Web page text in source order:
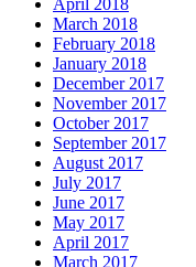
March 2018
February 2018
January 2018
December 2017
November 2017
October 2017
September 2017
August 2017
July 2017
June 2017
May 2017
April 2017
March 2017